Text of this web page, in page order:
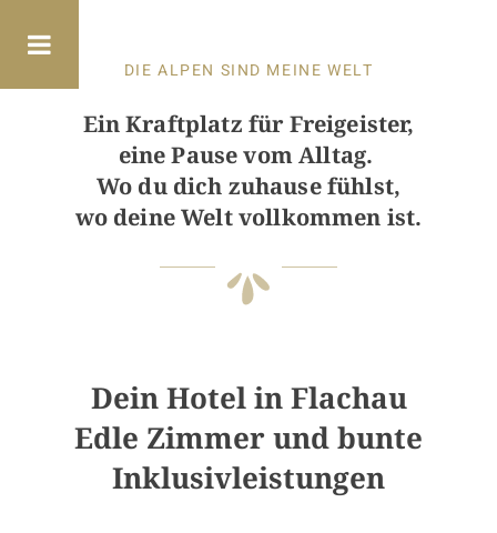
DIE ALPEN SIND MEINE WELT
Ein Kraftplatz für Freigeister,
eine Pause vom Alltag.
Wo du dich zuhause fühlst,
wo deine Welt vollkommen ist.
Dein Hotel in Flachau
Edle Zimmer und bunte
Inklusivleistungen